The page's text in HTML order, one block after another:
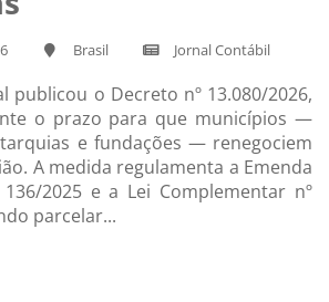
Brasil Jornal Contábil
publicou o Decreto nº 13.080/2026,
o prazo para que municípios —
e fundações — renegociem
A medida regulamenta a Emenda
2025 e a Lei Complementar nº
parcelar...